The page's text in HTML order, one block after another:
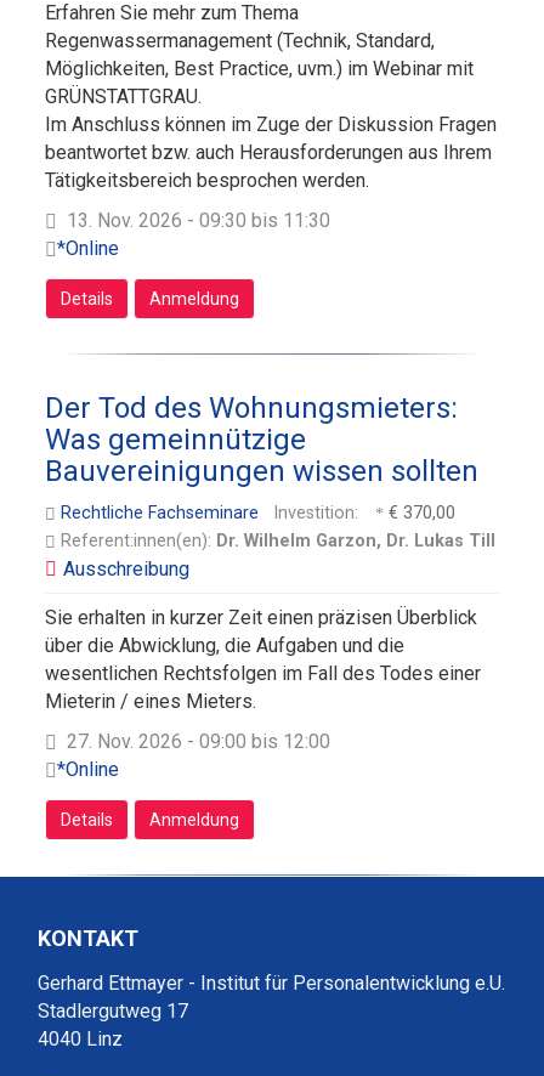
Erfahren Sie mehr zum Thema
Regenwassermanagement (Technik, Standard,
Möglichkeiten, Best Practice, uvm.) im Webinar mit
GRÜNSTATTGRAU.
Im Anschluss können im Zuge der Diskussion Fragen
beantwortet bzw. auch Herausforderungen aus Ihrem
Tätigkeitsbereich besprochen werden.
13. Nov. 2026 - 09:30 bis 11:30
*Online
Details Anmeldung
Der Tod des Wohnungsmieters:
Was gemeinnützige
Bauvereinigungen wissen sollten
Rechtliche Fachseminare Investition:
€ 370,00
Referent:innen(en): Dr. Wilhelm Garzon, Dr. Lukas Till
Sie erhalten in kurzer Zeit einen präzisen Überblick
über die Abwicklung, die Aufgaben und die
wesentlichen Rechtsfolgen im Fall des Todes einer
Mieterin / eines Mieters.
27. Nov. 2026 - 09:00 bis 12:00
*Online
Details Anmeldung
KONTAKT
Gerhard Ettmayer - Institut für Personalentwicklung e.U.
Stadlergutweg 17
4040 Linz